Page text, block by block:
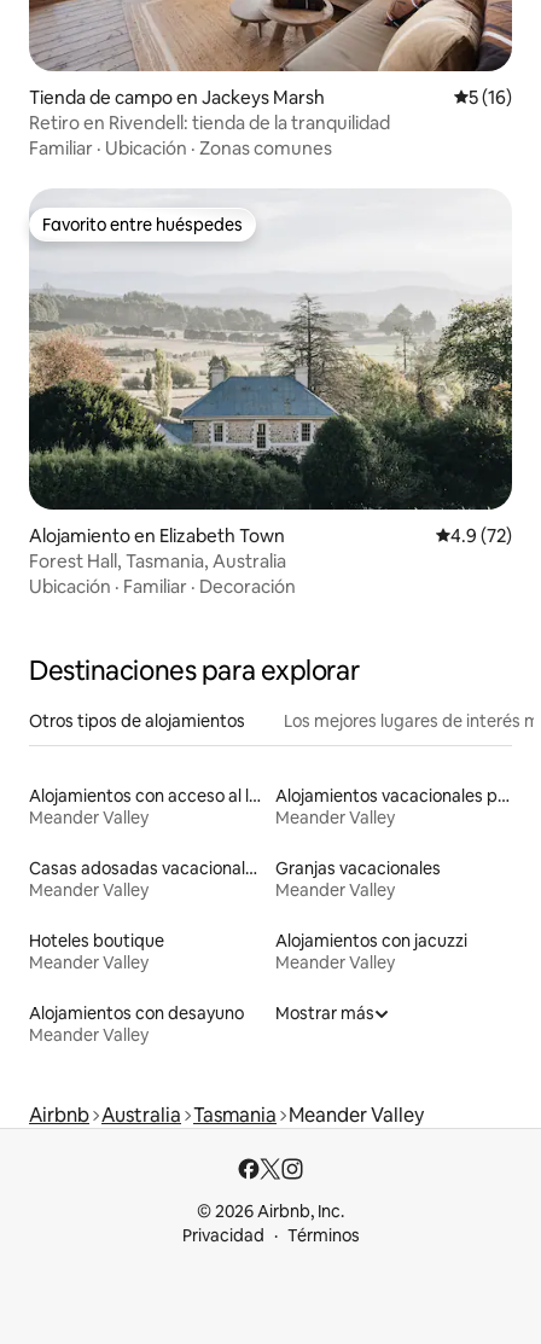
Tienda de campo en Jackeys Marsh
5 (16)
Retiro en Rivendell: tienda de la tranquilidad
Familiar · Ubicación · Zonas comunes
Favorito entre huéspedes
Favorito entre huéspedes
Alojamiento en Elizabeth Town Calificación
4.9 (72)
Forest Hall, Tasmania, Australia
Ubicación · Familiar · Decoración
Destinaciones para explorar
Otros tipos de alojamientos Los mejores lugares de interés
Alojamientos con acceso al lago
Meander Valley
Alojamientos vacacionales para familias
Meander Valley
Casas adosadas vacacionales
Meander Valley
Granjas vacacionales
Meander Valley
Hoteles boutique
Meander Valley
Alojamientos con jacuzzi
Meander Valley
Alojamientos con desayuno
Meander Valley
Mostrar más
Airbnb Australia Tasmania Meander Valley
© 2026 Airbnb, Inc.
Privacidad
Términos